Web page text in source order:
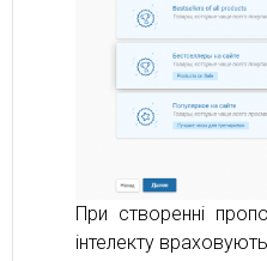
При створенні
інтелекту